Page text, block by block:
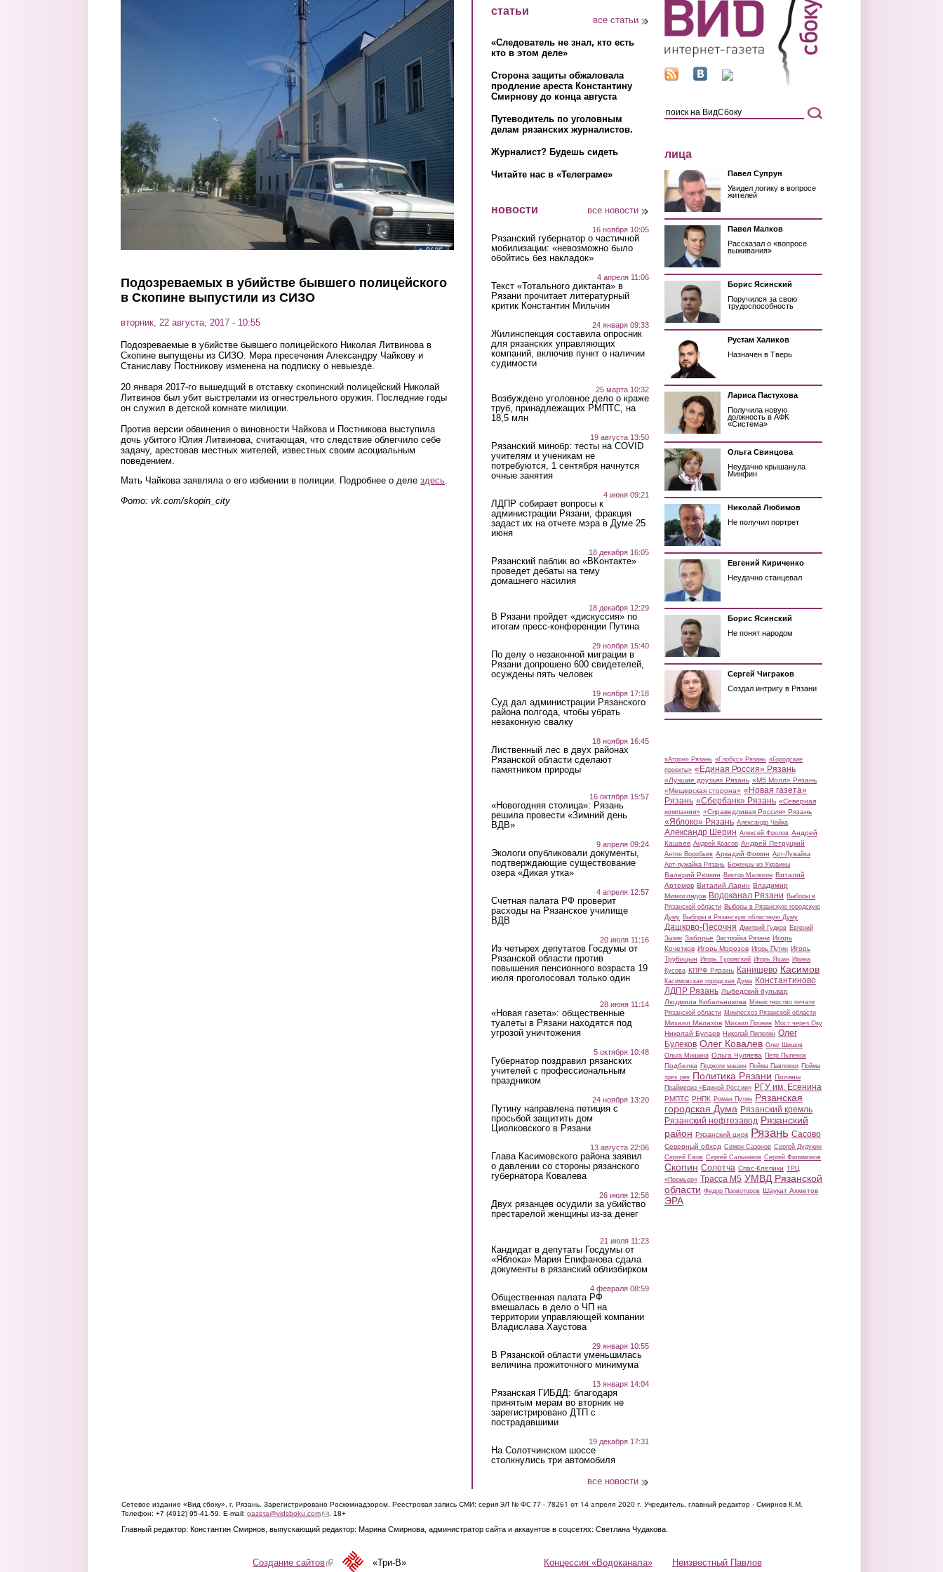
Подозреваемых в убийстве бывшего полицейского
в Скопине выпустили из СИЗО
вторник, 22 августа, 2017 - 10:55
Подозреваемые в убийстве бывшего полицейского Николая Литвинова в
Скопине выпущены из СИЗО. Мера пресечения Александру Чайкову и
Станиславу Постникову изменена на подписку о невыезде.
20 января 2017-го вышедщий в отставку скопинский полицейский Николай
Литвинов был убит выстрелами из огнестрельного оружия. Последние годы
он служил в детской комнате милиции.
Против версии обвинения о виновности Чайкова и Постникова выступила
дочь убитого Юлия Литвинова, считающая, что следствие облегчило себе
задачу, арестовав местных жителей, известных своим асоциальным
поведением.
Мать Чайкова заявляла о его избиении в полиции. Подробнее о деле здесь.
Фото: vk.com/skopin_city
статьи
все статьи
«Следователь не знал, кто есть
кто в этом деле»
Сторона защиты обжаловала
продление ареста Константину
Смирнову до конца августа
Путеводитель по уголовным
делам рязанских журналистов.
Журналист? Будешь сидеть
Читайте нас в «Телеграме»
новости все новости
16 ноября 10:05
Рязанский губернатор о частичной
мобилизации: «невозможно было
обойтись без накладок»
4 апреля 11:06
Текст «Тотального диктанта» в
Рязани прочитает литературный
критик Константин Мильчин
24 января 09:33
Жилинспекция составила опросник
для рязанских управляющих
компаний, включив пункт о наличии
судимости
25 марта 10:32
Возбуждено уголовное дело о краже
труб, принадлежащих РМПТС, на
18,5 млн
19 августа 13:50
Рязанский минобр: тесты на COVID
учителям и ученикам не
потребуются, 1 сентября начнутся
очные занятия
4 июня 09:21
ЛДПР собирает вопросы к
администрации Рязани, фракция
задаст их на отчете мэра в Думе 25
июня
18 декабря 16:05
Рязанский паблик во «ВКонтакте»
проведет дебаты на тему
домашнего насилия
18 декабря 12:29
В Рязани пройдет «дискуссия» по
итогам пресс-конференции Путина
29 ноября 15:40
По делу о незаконной миграции в
Рязани допрошено 600 свидетелей,
осуждены пять человек
19 ноября 17:18
Суд дал администрации Рязанского
района полгода, чтобы убрать
незаконную свалку
18 ноября 16:45
Лиственный лес в двух районах
Рязанской области сделают
памятником природы
16 октября 15:57
«Новогодняя столица»: Рязань
решила провести «Зимний день
ВДВ»
9 апреля 09:24
Экологи опубликовали документы,
подтверждающие существование
озера «Дикая утка»
4 апреля 12:57
Счетная палата РФ проверит
расходы на Рязанское училище
ВДВ
20 июля 11:16
Из четырех депутатов Госдумы от
Рязанской области против
повышения пенсионного возраста 19
июля проголосовал только один
28 июня 11:14
«Новая газета»: общественные
туалеты в Рязани находятся под
угрозой уничтожения
5 октября 10:48
Губернатор поздравил рязанских
учителей с профессиональным
праздником
24 ноября 13:20
Путину направлена петиция с
просьбой защитить дом
Циолковского в Рязани
13 августа 22:06
Глава Касимовского района заявил
о давлении со стороны рязанского
губернатора Ковалева
26 июля 12:58
Двух рязанцев осудили за убийство
престарелой женщины из-за денег
21 июля 11:23
Кандидат в депутаты Госдумы от
«Яблока» Мария Епифанова сдала
документы в рязанский облизбирком
4 февраля 08:59
Общественная палата РФ
вмешалась в дело о ЧП на
территории управляющей компании
Владислава Хаустова
29 января 10:55
В Рязанской области уменьшилась
величина прожиточного минимума
13 января 14:04
Рязанская ГИБДД: благодаря
принятым мерам во вторник не
зарегистрировано ДТП с
пострадавшими
19 декабря 17:31
На Солотчинском шоссе
столкнулись три автомобиля
все новости
лица
Павел Супрун
Увидел логику в вопросе
жителей
Павел Малков
Рассказал о «вопросе
выживания»
Борис Ясинский
Поручился за свою
трудоспособность
Рустам Халиков
Назначен в Тверь
Лариса Пастухова
Получила новую
должность в АФК
«Система»
Ольга Свинцова
Неудачно крышанула
Минфин
Николай Любимов
Не получил портрет
Евгений Кириченко
Неудачно станцевал
Борис Ясинский
Не понят народом
Сергей Чиграков
Создал интригу в Рязани
«Атрон» Рязань «Глобус» Рязань «Городские
проекты» «Единая Россия» Рязань
«Лучшие друзья» Рязань «М5 Молл» Рязань
«Мещерская сторона» «Новая газета»
Рязань «Сбербанк» Рязань «Северная
компания» «Справедливая Россия» Рязань
«Яблоко» Рязань Александр Чайка
Александр Шерин Алексей Фролов Андрей
Кашаев Андрей Красов Андрей Петруцкий
Антон Воробьев Аркадий Фомин Арт-Лужайка
Арт-лужайка Рязань Беженцы из Украины
Валерий Рюмин Виктор Малюгин Виталий
Артемов Виталий Ларин Владимир
Мимоглядов Водоканал Рязани Выборы в
Рязанской области Выборы в Рязанскую городскую
Думу Выборы в Рязанскую областную Думу
Дашково-Песочня Дмитрий Гудков Евгений
Зызин Заборье Застройка Рязани Игорь
Кочетков Игорь Морозов Игорь Путин Игорь
Трубицын Игорь Туровский Игорь Яшин Ирина
Кусова КПРФ Рязань Канищево Касимов
Касимовская городская Дума Константиново
ЛДПР Рязань Лыбедский бульвар
Людмила Кибальникова Министерство печати
Рязанской области Минлесхоз Рязанской области
Михаил Малахов Михаил Пронин Мост через Оку
Николай Булаев Николай Пилюгин Олег
Булеков Олег Ковалев Олег Шишов
Ольга Мишина Ольга Чуляева Петр Пыленок
Подбелка Поджоги машин Пойма Павловки Пойма
трех рек Политика Рязани Поляны
Праймериз «Единой России» РГУ им. Есенина
РМПТС РНПК Роман Путин Рязанская
городская Дума Рязанский кремль
Рязанский нефтезавод Рязанский
район Рязанский цирк Рязань Сасово
Северный обход Семен Сазонов Сергей Дудукин
Сергей Ежов Сергей Сальников Сергей Филимонов
Скопин Солотча Спас-Клепики ТРЦ
«Премьер» Трасса М5 УМВД Рязанской
области Федор Провоторов Шаукат Ахметов
ЭРА
Сетевое издание «Вид сбоку», г. Рязань. Зарегистрировано Роскомнадзором. Реестровая запись СМИ: серия ЭЛ № ФС 77 - 78261 от 14 апреля 2020 г. Учредитель, главный редактор - Смирнов К.М.
Телефон: +7 (4912) 95-41-59. E-mail: gazeta@vidsboku.com(link sends e-mail)
. 18+
Главный редактор: Константин Смирнов, выпускающий редактор: Марина Смирнова, администратор сайта и аккаунтов в соцсетях: Светлана Чудакова.
Концессия «Водоканала» Неизвестный Павлов
Создание сайтов(link is external)«Три-В»